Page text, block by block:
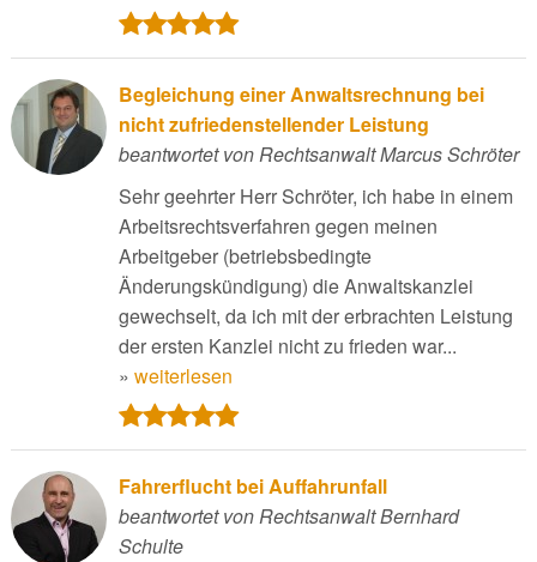
Begleichung einer Anwaltsrechnung bei
nicht zufriedenstellender Leistung
beantwortet von Rechtsanwalt Marcus Schröter
Sehr geehrter Herr Schröter, ich habe in einem
Arbeitsrechtsverfahren gegen meinen
Arbeitgeber (betriebsbedingte
Änderungskündigung) die Anwaltskanzlei
gewechselt, da ich mit der erbrachten Leistung
der ersten Kanzlei nicht zu frieden war...
» weiterlesen
Fahrerflucht bei Auffahrunfall
beantwortet von Rechtsanwalt Bernhard
Schulte